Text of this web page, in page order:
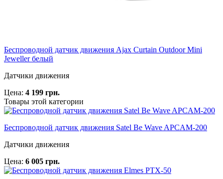
Беспроводной датчик движения Ajax Curtain Outdoor Mini
Jeweller белый
Датчики движения
Цена: 4 199 грн.
Товары этой категории
Беспроводной датчик движения Satel Be Wave APCAM-200
Датчики движения
Цена: 6 005 грн.